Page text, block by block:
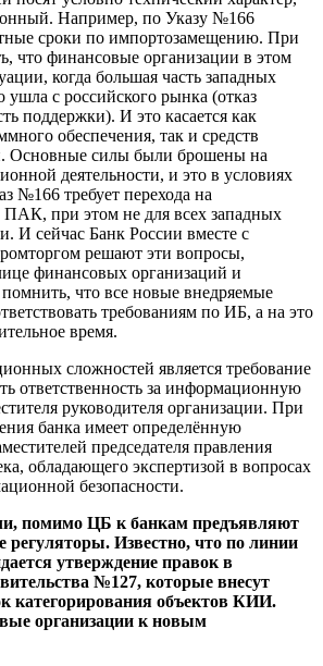
Например, по Указу №166
сроки по импортозамещению. При
что финансовые организации в этом
когда большая часть западных
ушла с российского рынка (отказ
поддержки). И это касается как
обеспечения, так и средств
Основные силы были брошены на
деятельности, и это в условиях
№166 требует перехода на
при этом не для всех западных
И сейчас Банк России вместе с
решают эти вопросы,
финансовых организаций и
что все новые внедряемые
требованиям по ИБ, а на это
время.
сложностей является требование
ответственность за информационную
руководителя организации. При
банка имеет определённую
председателя правления
обладающего экспертизой в вопросах
безопасности.
помимо ЦБ к банкам предъявляют
регуляторы. Известно, что по линии
утверждение правок в
№127, которые внесут
категорирования объектов КИИ.
организации к новым